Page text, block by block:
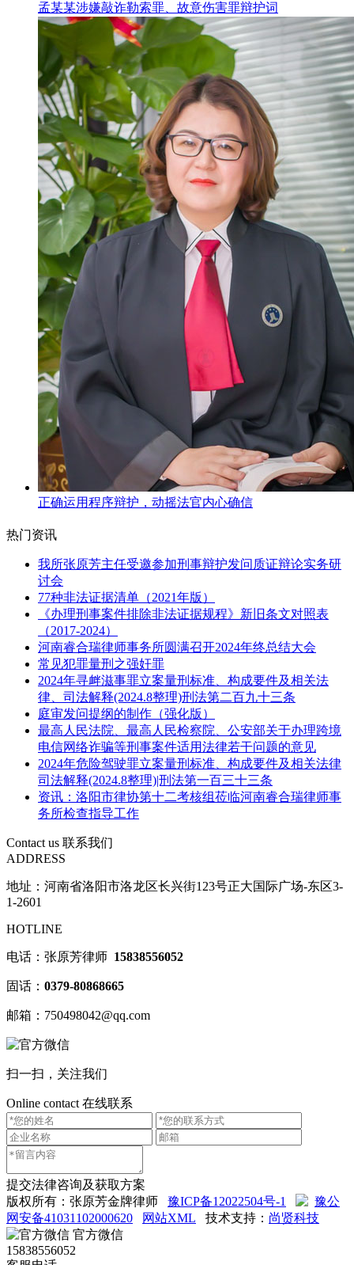
孟某某涉嫌敲诈勒索罪、故意伤害罪辩护词
正确运用程序辩护，动摇法官内心确信
热门资讯
我所张原芳主任受邀参加刑事辩护发问质证辩论实务研
讨会
77种非法证据清单（2021年版）
《办理刑事案件排除非法证据规程》新旧条文对照表
（2017-2024）
河南睿合瑞律师事务所圆满召开2024年终总结大会
常见犯罪量刑之强奸罪
2024年寻衅滋事罪立案量刑标准、构成要件及相关法
律、司法解释(2024.8整理)刑法第二百九十三条
庭审发问提纲的制作（强化版）
最高人民法院、最高人民检察院、公安部关于办理跨境
电信网络诈骗等刑事案件适用法律若干问题的意见
2024年危险驾驶罪立案量刑标准、构成要件及相关法律
司法解释(2024.8整理)|刑法第一百三十三条
资讯：洛阳市律协第十二考核组莅临河南睿合瑞律师事
务所检查指导工作
Contact us 联系我们
ADDRESS
地址：河南省洛阳市洛龙区长兴街123号正大国际广场-东区3-
1-2601
HOTLINE
电话：张原芳律师 15838556052
固话： 0379-80868665
邮箱：750498042@qq.com
扫一扫，关注我们
Online contact 在线联系
提交法律咨询及获取方案
版权所有：张原芳金牌律师 豫ICP备12022504号-1
豫公
网安备41031102000620
网站XML 技术支持： 尚贤科技
官方微信
15838556052